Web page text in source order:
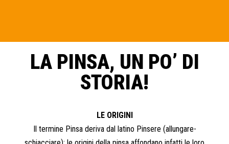
LA PINSA, UN PO’ DI
STORIA!
LE ORIGINI
Il termine Pinsa deriva dal latino Pinsere (allungare-